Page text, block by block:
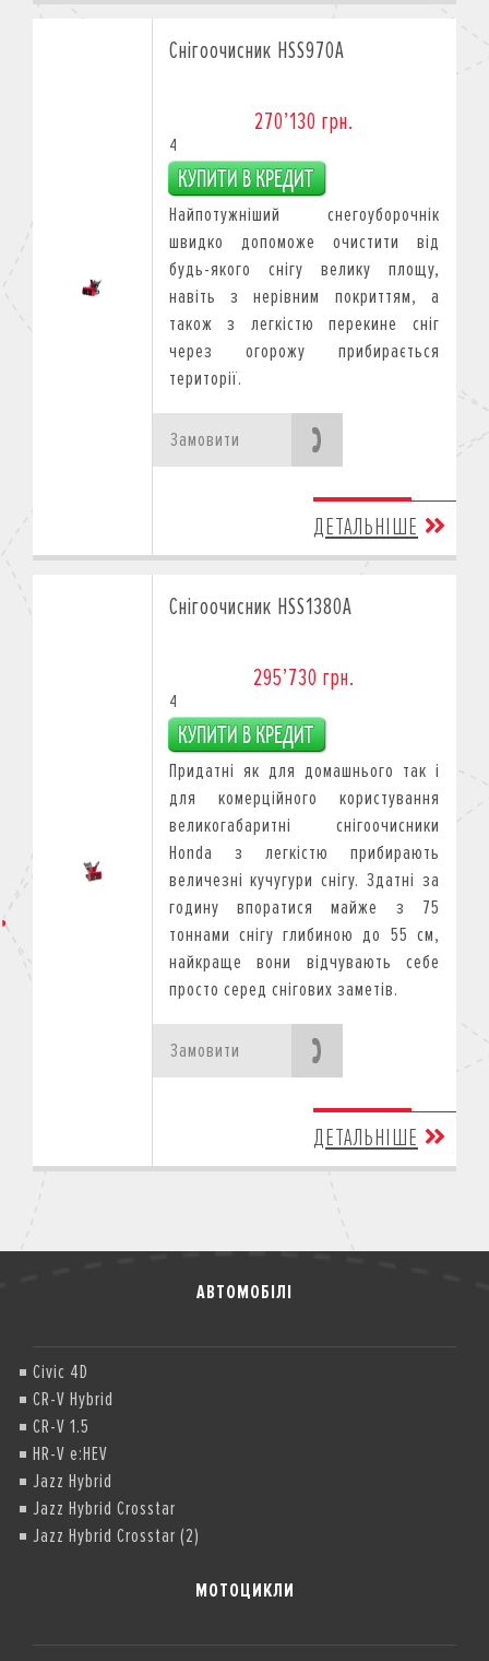
Снігоочисник HSS970A
270’130 грн.
4
Найпотужніший снегоуборочнік
швидко допоможе очистити від
будь-якого снігу велику площу,
навіть з нерівним покриттям, а
також з легкістю перекине сніг
через огорожу прибирається
території.
Замовити
ДЕТАЛЬНІШЕ
Снігоочисник HSS1380A
295’730 грн.
4
Придатні як для домашнього так і
для комерційного користування
великогабаритні снігоочисники
Honda з легкістю прибирають
величезні кучугури снігу. Здатні за
годину впоратися майже з 75
тоннами снігу глибиною до 55 см,
найкраще вони відчувають себе
просто серед снігових заметів.
Замовити
ДЕТАЛЬНІШЕ
АВТОМОБІЛІ
Civic 4D
CR-V Hybrid
CR-V 1.5
HR-V e:HEV
Jazz Hybrid
Jazz Hybrid Crosstar
Jazz Hybrid Crosstar (2)
МОТОЦИКЛИ